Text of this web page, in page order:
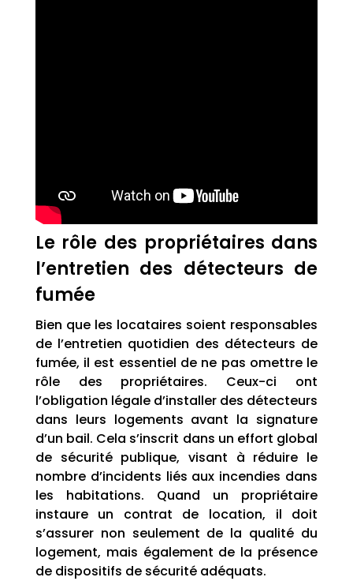
Le rôle des propriétaires dans
l’entretien des détecteurs de
fumée
Bien que les locataires soient responsables
de l’entretien quotidien des détecteurs de
fumée, il est essentiel de ne pas omettre le
rôle des propriétaires. Ceux-ci ont
l’obligation légale d’installer des détecteurs
dans leurs logements avant la signature
d’un bail. Cela s’inscrit dans un effort global
de sécurité publique, visant à réduire le
nombre d’incidents liés aux incendies dans
les habitations. Quand un propriétaire
instaure un contrat de location, il doit
s’assurer non seulement de la qualité du
logement, mais également de la présence
de dispositifs de sécurité adéquats.